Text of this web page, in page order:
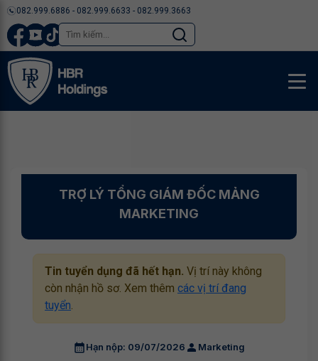
082.999.6886 - 082.999.6633 - 082.999.3663
TRỢ LÝ TỔNG GIÁM ĐỐC MẢNG
MARKETING
Tin tuyển dụng đã hết hạn. Vị trí này không
còn nhận hồ sơ. Xem thêm các vị trí đang
tuyển.
Hạn nộp: 09/07/2026 Marketing